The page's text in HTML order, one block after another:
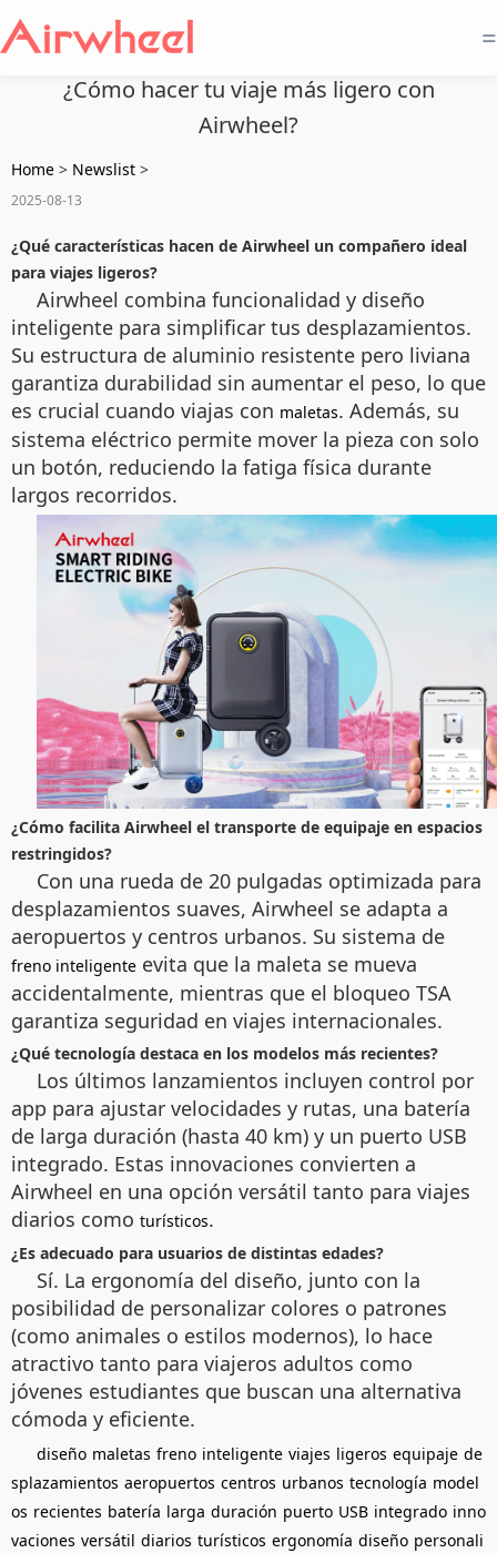
=
¿Cómo hacer tu viaje más ligero con
Airwheel?
Home > Newslist >
2025-08-13
¿Qué características hacen de Airwheel un compañero ideal
para viajes ligeros?
Airwheel combina funcionalidad y diseño
inteligente para simplificar tus desplazamientos.
Su estructura de aluminio resistente pero liviana
garantiza durabilidad sin aumentar el peso, lo que
es crucial cuando viajas con maletas. Además, su
sistema eléctrico permite mover la pieza con solo
un botón, reduciendo la fatiga física durante
largos recorridos.
¿Cómo facilita Airwheel el transporte de equipaje en espacios
restringidos?
Con una rueda de 20 pulgadas optimizada para
desplazamientos suaves, Airwheel se adapta a
aeropuertos y centros urbanos. Su sistema de
freno inteligente evita que la maleta se mueva
accidentalmente, mientras que el bloqueo TSA
garantiza seguridad en viajes internacionales.
¿Qué tecnología destaca en los modelos más recientes?
Los últimos lanzamientos incluyen control por
app para ajustar velocidades y rutas, una batería
de larga duración (hasta 40 km) y un puerto USB
integrado. Estas innovaciones convierten a
Airwheel en una opción versátil tanto para viajes
diarios como turísticos.
¿Es adecuado para usuarios de distintas edades?
Sí. La ergonomía del diseño, junto con la
posibilidad de personalizar colores o patrones
(como animales o estilos modernos), lo hace
atractivo tanto para viajeros adultos como
jóvenes estudiantes que buscan una alternativa
cómoda y eficiente.
diseño maletas freno inteligente viajes ligeros equipaje de
splazamientos aeropuertos centros urbanos tecnología model
os recientes batería larga duración puerto USB integrado inno
vaciones versátil diarios turísticos ergonomía diseño personali